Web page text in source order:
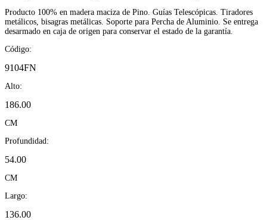
Producto 100% en madera maciza de Pino. Guías Telescópicas. Tiradores
metálicos, bisagras metálicas. Soporte para Percha de Aluminio. Se entrega
desarmado en caja de origen para conservar el estado de la garantía.
Código:
9104FN
Alto:
186.00
CM
Profundidad:
54.00
CM
Largo:
136.00